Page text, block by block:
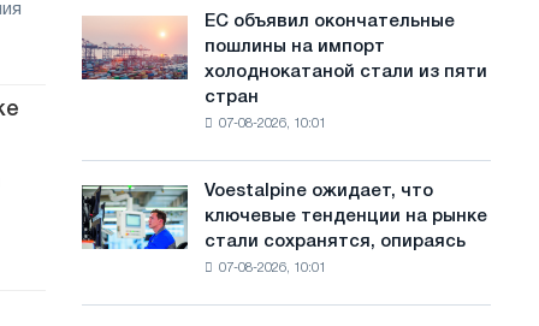
с
а
трамвайных
путей
объявил
окончательные
холоднокатаной
стали
из
ЕС объявил окончательные
пошлины на импорт
холоднокатаной стали из пяти
стран
07-08-2026, 10:01
Voestalpine
ожидает,
что
Voestalpine ожидает, что
ключевые тенденции на рынке
стали сохранятся, опираясь
07-08-2026, 10:01